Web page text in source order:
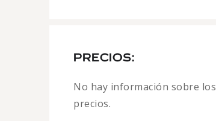
PRECIOS:
No hay información sobre los
precios.